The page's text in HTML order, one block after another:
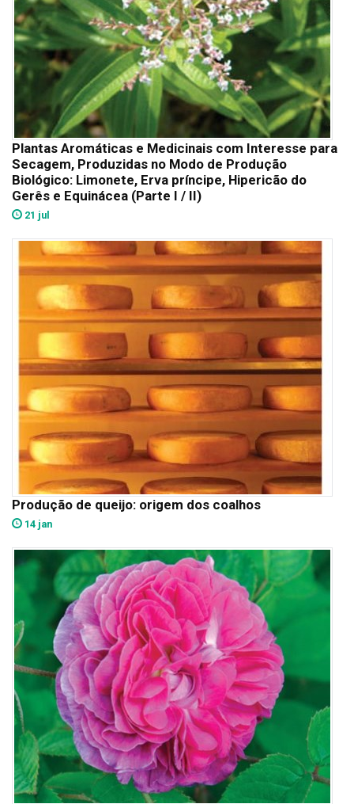
Plantas Aromáticas e Medicinais com Interesse para
Secagem, Produzidas no Modo de Produção
Biológico: Limonete, Erva príncipe, Hipericão do
Gerês e Equinácea (Parte I / II)
21 jul
Produção de queijo: origem dos coalhos
14 jan